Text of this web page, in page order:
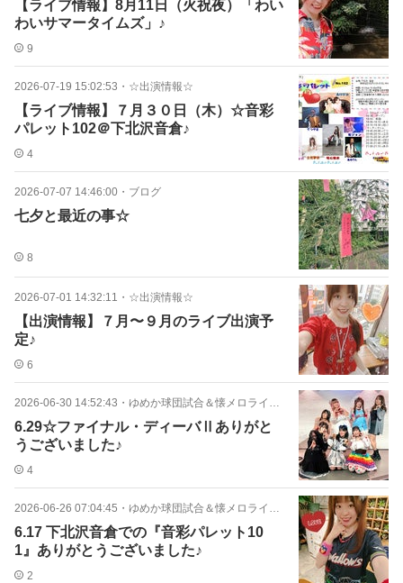
【ライブ情報】8月11日（火祝夜）「わい
わいサマータイムズ」♪
9
2026-07-19 15:02:53 ・ ☆出演情報☆
【ライブ情報】７月３０日（木）☆音彩
パレット102＠下北沢音倉♪
4
2026-07-07 14:46:00 ・ ブログ
七夕と最近の事☆
8
2026-07-01 14:32:11 ・ ☆出演情報☆
【出演情報】７月〜９月のライブ出演予
定♪
6
2026-06-30 14:52:43 ・ ゆめか球団試合＆懐メロライブレポ♪
6.29☆ファイナル・ディーバⅡありがと
うございました♪
4
2026-06-26 07:04:45 ・ ゆめか球団試合＆懐メロライブレポ♪
6.17 下北沢音倉での『音彩パレット10
1』ありがとうございました♪
2